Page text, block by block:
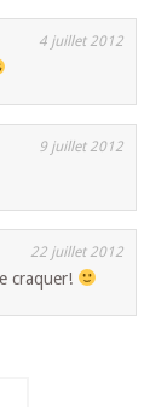
4 juillet 2012
9 juillet 2012
22 juillet 2012
craquer!